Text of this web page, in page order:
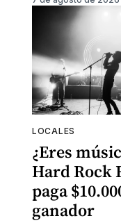
LOCALES
¿Eres
Hard Rock
paga
ganador